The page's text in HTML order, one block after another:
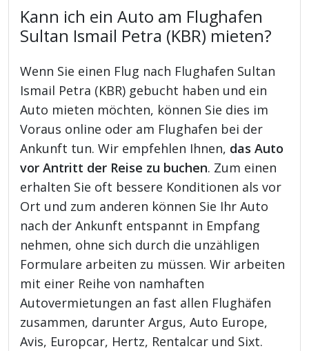
Kann ich ein Auto am Flughafen
Sultan Ismail Petra (KBR) mieten?
Wenn Sie einen Flug nach Flughafen Sultan
Ismail Petra (KBR) gebucht haben und ein
Auto mieten möchten, können Sie dies im
Voraus online oder am Flughafen bei der
Ankunft tun. Wir empfehlen Ihnen, das Auto
vor Antritt der Reise zu buchen. Zum einen
erhalten Sie oft bessere Konditionen als vor
Ort und zum anderen können Sie Ihr Auto
nach der Ankunft entspannt in Empfang
nehmen, ohne sich durch die unzähligen
Formulare arbeiten zu müssen. Wir arbeiten
mit einer Reihe von namhaften
Autovermietungen an fast allen Flughäfen
zusammen, darunter Argus, Auto Europe,
Avis, Europcar, Hertz, Rentalcar und Sixt.